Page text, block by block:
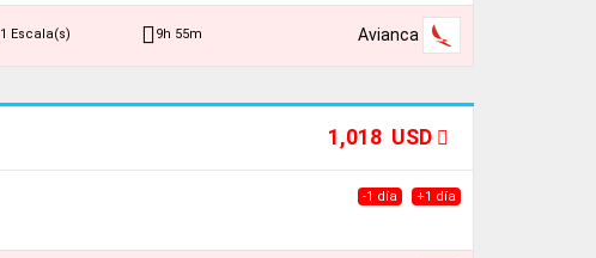
1 Escala(s) 9h 55m Avianca
1,018 USD
-1 día +1 día